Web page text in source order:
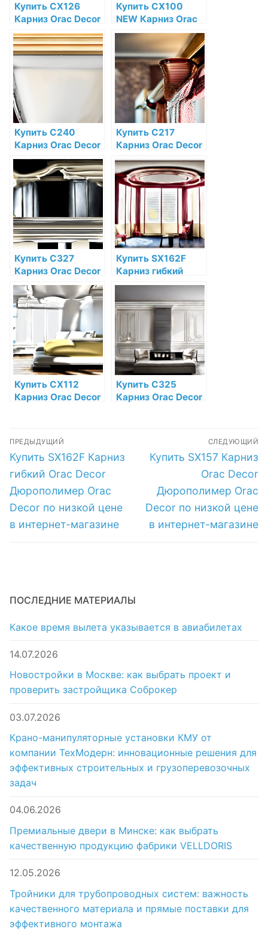
Купить CX126
Карниз Orac Decor
Дюрополимер по
низкой цене в
интернет-
магазине
Купить CX100
NEW Карниз Orac
Decor
Дюрополимер по
низкой цене в
интернет-
магазине
Купить C240
Карниз Orac Decor
Полиуретан Orac
Decor по низкой
цене в интернет-
магазине
Купить C217
Карниз Orac Decor
Полиуретан Orac
Decor по низкой
цене в интернет-
магазине
Купить C327
Карниз Orac Decor
Полиуретан Orac
Decor по низкой
цене в интернет-
магазине
Купить SX162F
Карниз гибкий
Orac Decor
Orac Decor по
низкой цене в
интернет-
магазине
Купить CX112
Карниз Orac Decor
низкой цене в
интернет-
магазине
Купить C325
Карниз Orac Decor
Навигация
по
записям
ПРЕДЫДУЩИЙ
Предыдущая
запись:
Купить SX162F Карниз
гибкий Orac Decor
Дюрополимер Orac
Decor по низкой цене
в интернет-магазине
СЛЕДУЮЩИЙ
Следующая
Купить SX157 Карниз
Orac Decor
Дюрополимер Orac
Decor по низкой цене
в интернет-магазине
ПОСЛЕДНИЕ МАТЕРИАЛЫ
Какое время вылета указывается в авиабилетах
14.07.2026
Новостройки в Москве: как выбрать проект и
проверить застройщика Соброкер
03.07.2026
Крано-манипуляторные установки КМУ от
компании ТехМодерн: инновационные решения для
эффективных строительных и грузоперевозочных
задач
04.06.2026
Премиальные двери в Минске: как выбрать
качественную продукцию фабрики VELLDORIS
12.05.2026
Тройники для трубопроводных систем: важность
качественного материала и прямые поставки для
эффективного монтажа